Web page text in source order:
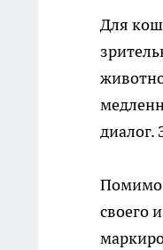
Для
диалог.
Помимо
своего